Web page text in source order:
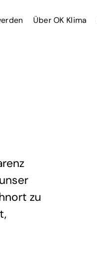
Über OK Klima
zu